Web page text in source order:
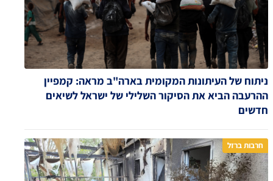
ניתוח של העיתונות המקומית בארה"ב מראה: קמפיין
ההרעבה הביא את הסיקור השלילי של ישראל לשיאים
חדשים
חרבות ברזל